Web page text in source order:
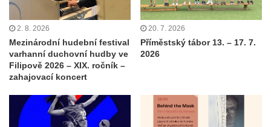
2. 8. 2026
Mezinárodní hudební festival
varhanní duchovní hudby ve
Filipově 2026 – XIX. ročník –
zahajovací koncert
20. 7. 2026
Příměstský tábor 13. – 17. 7.
2026